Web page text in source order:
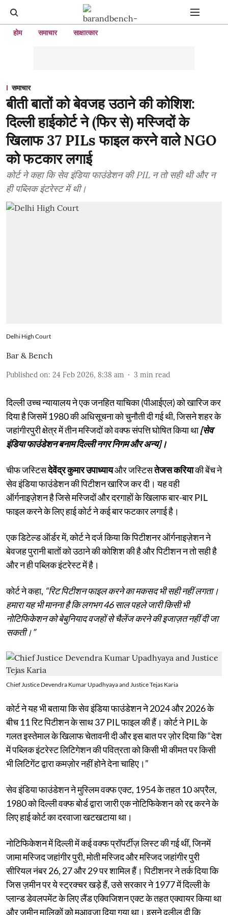
होम समाचार साक्षात्कार
समाचार
बीती बातों को बेवजह उठाने की कोशिश:
दिल्ली हाईकोर्ट ने (फिर से) मस्जिदों के
खिलाफ 37 PILs फाइल करने वाले NGO
को फटकार लगाई
कोर्ट ने कहा कि सेव इंडिया फाउंडेशन की PIL न तो सही थी और न
ही पब्लिक इंटरेस्ट में थी।
Delhi High Court
Bar & Bench
Published on: 24 Feb 2026, 8:38 am 3 min read
दिल्ली उच्च न्यायालय ने एक जनहित याचिका (पीआईएल) को खारिज कर
दिया है जिसमें 1980 की अधिसूचना को चुनौती दी गई थी, जिसने शहर के
जहांगीरपुरी क्षेत्र में तीन मस्जिदों को वक्फ संपत्ति घोषित किया था[सेव
इंडिया फाउंडेशन बनाम दिल्ली नगर निगम और अन्य]।
चीफ जस्टिसदेवेंद्र कुमार उपाध्यायऔर जस्टिसतेजस करियाकी बेंच ने
सेव इंडिया फाउंडेशन की पिटीशन खारिज कर दी। यह वही
ऑर्गनाइज़ेशन है जिसे मस्जिदों और दरगाहों के खिलाफ बार-बार PIL
फाइल करने के लिए हाई कोर्ट ने कई बार फटकार लगाई है।
एक डिटेल्ड ऑर्डर में, कोर्ट ने दर्ज किया कि पिटीशनर ऑर्गनाइज़ेशन ने
बेवजह पुरानी बातों को उठाने की कोशिश की है और पिटीशन न तो सही है
और न ही पब्लिक इंटरेस्ट में है।
कोर्ट ने कहा, “रिट पिटीशन फाइल करने का मकसद भी सही नहीं लगता।
हमारा यह भी मानना ​​है कि लगभग 46 साल पहले जारी किसी भी
नोटिफिकेशन को बेबुनियाद वजहों से चैलेंज करने की इजाज़त नहीं दी जा
सकती।”
Chief Justice Devendra Kumar Upadhyaya and Justice Tejas Karia
कोर्ट ने यह भी बताया कि सेव इंडिया फाउंडेशन ने 2024 और 2026 के
बीच 11 रिट पिटीशन के साथ 37 PIL फाइल की हैं। कोर्ट ने PIL के
गलत इस्तेमाल के खिलाफ चेतावनी दी और इस बात पर ज़ोर दिया कि “देश
में पब्लिक इंटरेस्ट लिटिगेशन की पवित्रता को किसी भी कीमत पर किसी
भी लिटिगेंट द्वारा कमज़ोर नहीं होने देना चाहिए।”
सेव इंडिया फाउंडेशन ने मुस्लिम वक्फ एक्ट, 1954 के तहत 10 अप्रैल,
1980 को दिल्ली वक्फ बोर्ड द्वारा जारी एक नोटिफिकेशन को रद्द करने के
लिए हाई कोर्ट का दरवाजा खटखटाया था।
नोटिफिकेशन में दिल्ली में कई वक्फ प्रॉपर्टीज़ लिस्ट की गई थीं, जिनमें
जामा मस्जिद जहांगीर पुरी, मोती मस्जिद और मस्जिद जहांगीर पुरी
सीरियल नंबर 26, 27 और 29 पर शामिल हैं। पिटीशनर ने तर्क दिया कि
जिस ज़मीन पर ये स्ट्रक्चर खड़े हैं, उसे सरकार ने 1977 में दिल्ली के
प्लान्ड डेवलपमेंट के लिए लैंड एक्विजिशन एक्ट के तहत एक्वायर किया था
और ज़मीन मालिकों को मुआवज़ा दिया गया था। इसने दलील दी कि